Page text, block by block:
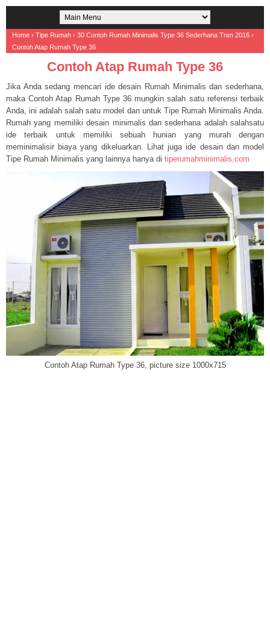
Home › Tipe Rumah › 30 Contoh Rumah Minimalis Type 36 Sederhana Tren 2016 ›
Contoh Atap Rumah Type 36
Contoh Atap Rumah Type 36
Jika Anda sedang mencari ide desain Rumah Minimalis dan sederhana,
maka Contoh Atap Rumah Type 36 mungkin salah satu referensi terbaik
Anda, ini adalah salah satu model dan untuk Tipe Rumah Minimalis Anda.
Rumah yang memiliki desain minimalis dan sederhana adalah salahsatu
ide terbaik untuk memiliki sebuah hunian yang murah dengan
meminimalisir biaya yang dikeluarkan. Lihat juga ide desain dan model
Tipe Rumah Minimalis yang lainnya hanya di tiperumahminimalis.com
Contoh Atap Rumah Type 36, picture size 1000x715